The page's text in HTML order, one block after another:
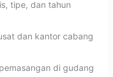
tipe, dan tahun
dan kantor cabang
di gudang